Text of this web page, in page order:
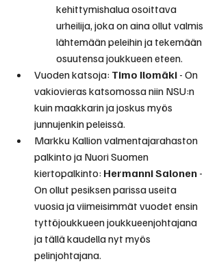
kehittymishalua osoittava
urheilija, joka on aina ollut valmis
lähtemään peleihin ja tekemään
osuutensa joukkueen eteen.
Vuoden katsoja: Timo Ilomäki - On
vakiovieras katsomossa niin NSU:n
kuin maakkarin ja joskus myös
junnujenkin peleissä.
Markku Kallion valmentajarahaston
palkinto ja Nuori Suomen
kiertopalkinto: Hermanni Salonen -
On ollut pesiksen parissa useita
vuosia ja viimeisimmät vuodet ensin
tyttöjoukkueen joukkueenjohtajana
ja tällä kaudella nyt myös
pelinjohtajana.